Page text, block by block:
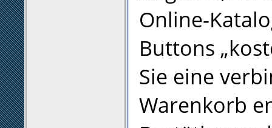
Online-
Buttons
Sie eine
Warenkorb